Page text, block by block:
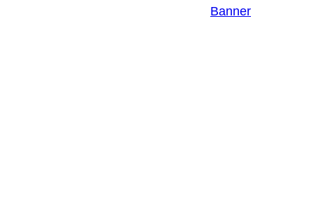
Banner